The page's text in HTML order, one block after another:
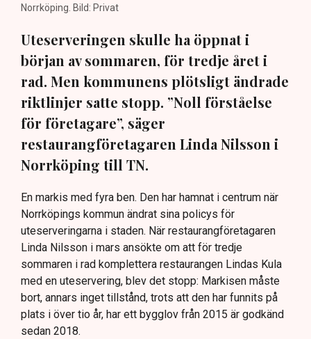
Norrköping. Bild: Privat
Uteserveringen skulle ha öppnat i
början av sommaren, för tredje året i
rad. Men kommunens plötsligt ändrade
riktlinjer satte stopp. ”Noll förståelse
för företagare”, säger
restaurangföretagaren Linda Nilsson i
Norrköping till TN.
En markis med fyra ben. Den har hamnat i centrum när
Norrköpings kommun ändrat sina policys för
uteserveringarna i staden. När restaurangföretagaren
Linda Nilsson i mars ansökte om att för tredje
sommaren i rad komplettera restaurangen Lindas Kula
med en uteservering, blev det stopp: Markisen måste
bort, annars inget tillstånd, trots att den har funnits på
plats i över tio år, har ett bygglov från 2015 är godkänd
sedan 2018.